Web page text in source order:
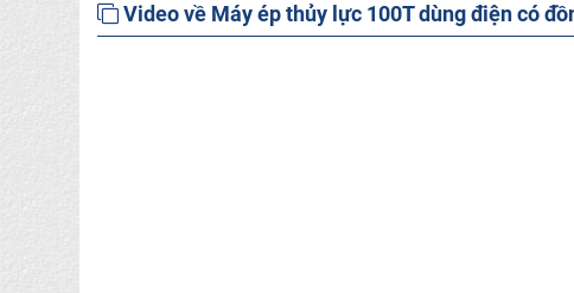
Video về Máy ép thủy lực 100T dùng điện có